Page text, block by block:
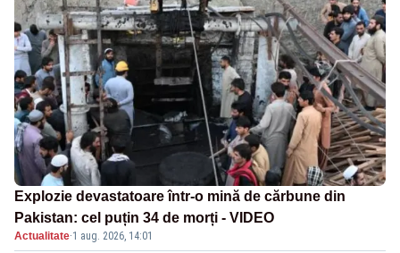
Explozie devastatoare într-o mină de cărbune din
Pakistan: cel puțin 34 de morți - VIDEO
Actualitate·1 aug. 2026, 14:01